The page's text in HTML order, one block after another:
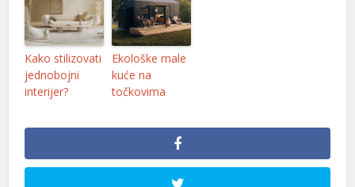
Kako stilizovati
jednobojni
interijer?
Ekološke male
kuće na
točkovima